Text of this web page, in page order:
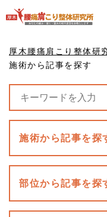
厚木腰痛肩こり整体研
施術から記事を探す
施術から記事を探
部位から記事を探